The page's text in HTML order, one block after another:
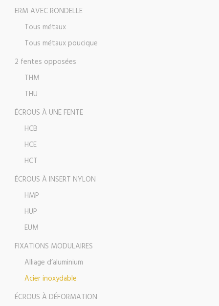
ERM AVEC RONDELLE
Tous métaux
Tous métaux poucique
2 fentes opposées
THM
THU
ÉCROUS À UNE FENTE
HCB
HCE
HCT
ÉCROUS À INSERT NYLON
HMP
HUP
EUM
FIXATIONS MODULAIRES
Alliage d’aluminium
Acier inoxydable
ÉCROUS À DÉFORMATION